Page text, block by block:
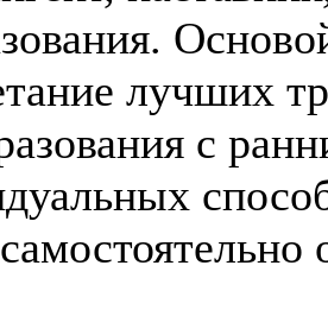
лучших
с